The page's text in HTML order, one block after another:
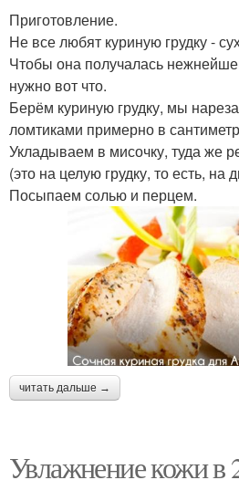
Приготовление.
Не все любят куриную грудку -
Чтобы она получалась
нужно вот что.
Берём куриную грудку, мы
ломтиками примерно в
Укладываем в мисочку, туда же
(это на целую грудку, то есть, на
Посыпаем солью и перцем.
читать дальше →
Увлажнение кожи в